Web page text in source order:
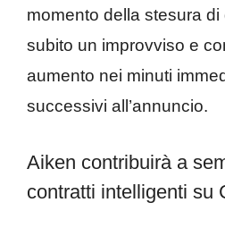
momento della stesura
subito un improvviso e
aumento nei minuti
successivi all’annuncio.
Aiken contribuirà a
contratti intelligenti su